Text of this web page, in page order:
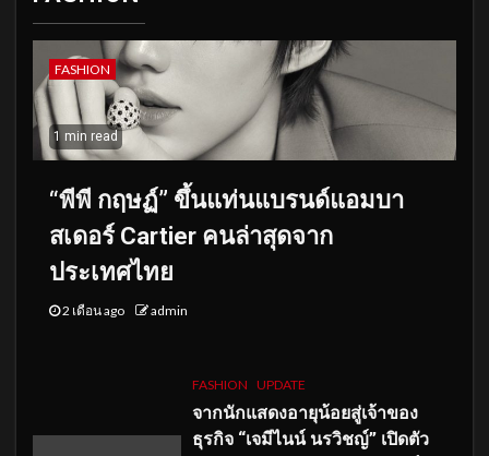
FASHION
1 min read
“พีพี กฤษฏ์” ขึ้นแท่นแบรนด์แอมบา
สเดอร์ Cartier คนล่าสุดจาก
ประเทศไทย
2 เดือน ago admin
FASHION UPDATE
จากนักแสดงอายุน้อยสู่เจ้าของ
ธุรกิจ “เจมีไนน์ นรวิชญ์” เปิดตัว